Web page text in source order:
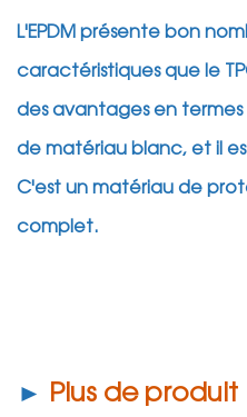
L'EPDM présente bon
caractéristiques que le
des avantages en
de matériau blanc, et il
C'est un matériau de
complet.
► Plus de produit